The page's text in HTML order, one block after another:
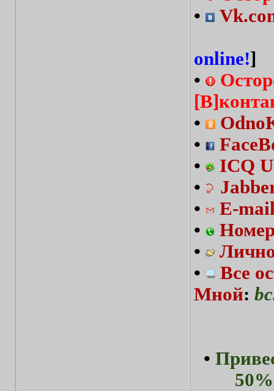
•
online!]
•
•
•
•
ICQ
•
•
E-
•
•
•
Все
Мной:
•